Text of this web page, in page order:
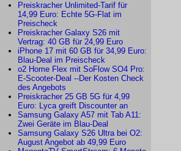
Preiskracher Unlimited-Tarif für
14,99 Euro: Echte 5G-Flat im
Preischeck
Preiskracher Galaxy S26 mit
Vertrag: 40 GB für 24,99 Euro
iPhone 17 mit 60 GB für 34,99 Euro:
Blau-Deal im Preischeck
o2 Home Flex mit SoFlow SO4 Pro:
E-Scooter-Deal --Der Kosten Check
des Angebots
Preiskracher 25 GB 5G für 4,99
Euro: Lyca greift Discounter an
Samsung Galaxy A57 mit Tab A11:
Zwei Geräte im Blau-Deal
Samsung Galaxy S26 Ultra bei O2:
August Angebot ab 49,99 Euro